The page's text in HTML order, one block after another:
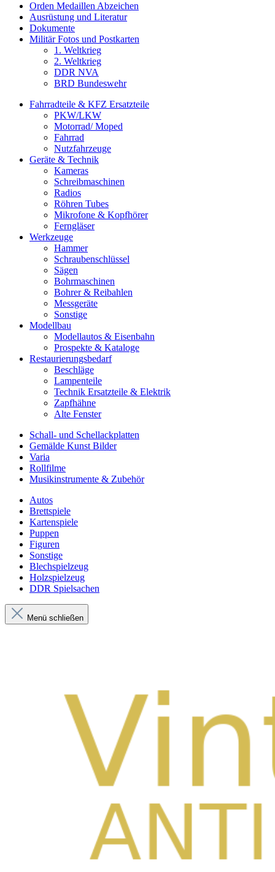
Orden Medaillen Abzeichen
Ausrüstung und Literatur
Dokumente
Militär Fotos und Postkarten
1. Weltkrieg
2. Weltkrieg
DDR NVA
BRD Bundeswehr
Fahrradteile & KFZ Ersatzteile
PKW/LKW
Motorrad/ Moped
Fahrrad
Nutzfahrzeuge
Geräte & Technik
Kameras
Schreibmaschinen
Radios
Röhren Tubes
Mikrofone & Kopfhörer
Ferngläser
Werkzeuge
Hammer
Schraubenschlüssel
Sägen
Bohrmaschinen
Bohrer & Reibahlen
Messgeräte
Sonstige
Modellbau
Modellautos & Eisenbahn
Prospekte & Kataloge
Restaurierungsbedarf
Beschläge
Lampenteile
Technik Ersatzteile & Elektrik
Zapfhähne
Alte Fenster
Schall- und Schellackplatten
Gemälde Kunst Bilder
Varia
Rollfilme
Musikinstrumente & Zubehör
Autos
Brettspiele
Kartenspiele
Puppen
Figuren
Sonstige
Blechspielzeug
Holzspielzeug
DDR Spielsachen
Menü schließen